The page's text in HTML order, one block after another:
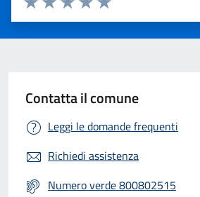
Valuta 5 stelle su 5
Valuta 4 stelle su 5
Valuta 3 stelle su 5
Valuta 2 stelle su 5
Valuta 1 stelle su 5
Contatta il comune
Leggi le domande frequenti
Richiedi assistenza
Numero verde 800802515